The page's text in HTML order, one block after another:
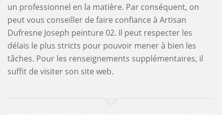
un professionnel en la matière. Par conséquent, on
peut vous conseiller de faire confiance à Artisan
Dufresne Joseph peinture 02. Il peut respecter les
délais le plus stricts pour pouvoir mener à bien les
tâches. Pour les renseignements supplémentaires, il
suffit de visiter son site web.